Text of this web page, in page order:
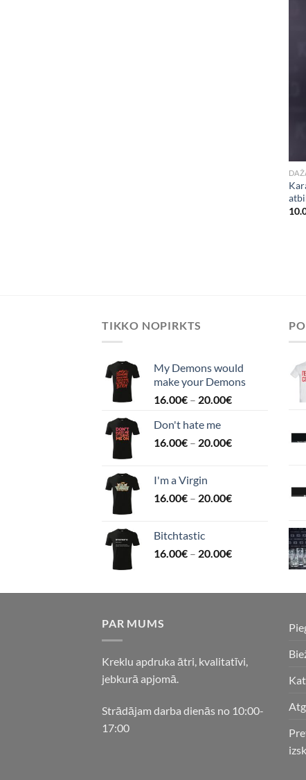
TIKKO NOPIRKTS
My Demons would
make your Demons
16.00€ – 20.00€
Don't hate me
16.00€ – 20.00€
I'm a Virgin
16.00€ – 20.00€
Bitchtastic
16.00€ – 20.00€
PAR MUMS
Kreklu apdruka ātri, kvalitatīvi,
jebkurā apjomā.
Strādājam darba dienās no 10:00-
17:00